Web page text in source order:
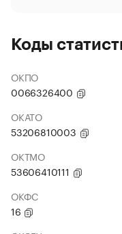
Коды
ОКПО
0066326400
ОКАТО
53206810003
ОКТМО
53606410111
ОКФС
16